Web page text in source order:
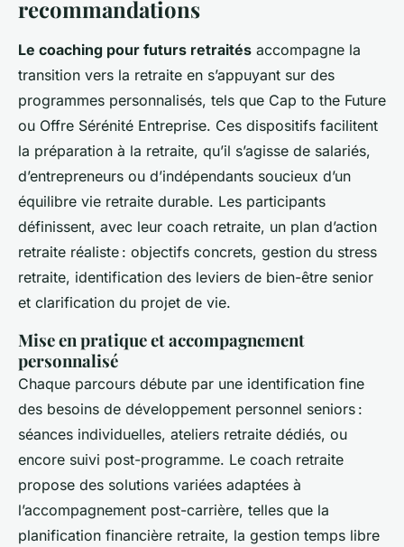
recommandations
Le coaching pour futurs retraités accompagne la
transition vers la retraite en s’appuyant sur des
programmes personnalisés, tels que Cap to the Future
ou Offre Sérénité Entreprise. Ces dispositifs facilitent
la préparation à la retraite, qu’il s’agisse de salariés,
d’entrepreneurs ou d’indépendants soucieux d’un
équilibre vie retraite durable. Les participants
définissent, avec leur coach retraite, un plan d’action
retraite réaliste : objectifs concrets, gestion du stress
retraite, identification des leviers de bien-être senior
et clarification du projet de vie.
Mise en pratique et accompagnement
personnalisé
Chaque parcours débute par une identification fine
des besoins de développement personnel seniors :
séances individuelles, ateliers retraite dédiés, ou
encore suivi post-programme. Le coach retraite
propose des solutions variées adaptées à
l’accompagnement post-carrière, telles que la
planification financière retraite, la gestion temps libre